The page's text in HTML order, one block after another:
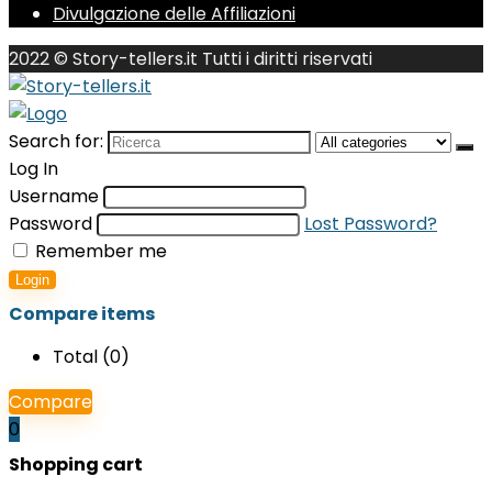
Divulgazione delle Affiliazioni
2022 © Story-tellers.it Tutti i diritti riservati
Search for:
Log In
Username
Password
Lost Password?
Remember me
Login
Compare items
Total (0)
Compare
0
Shopping cart